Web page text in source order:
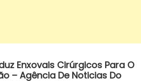
Enxovais Cirúrgicos Para O
– Agência De Noticias Do